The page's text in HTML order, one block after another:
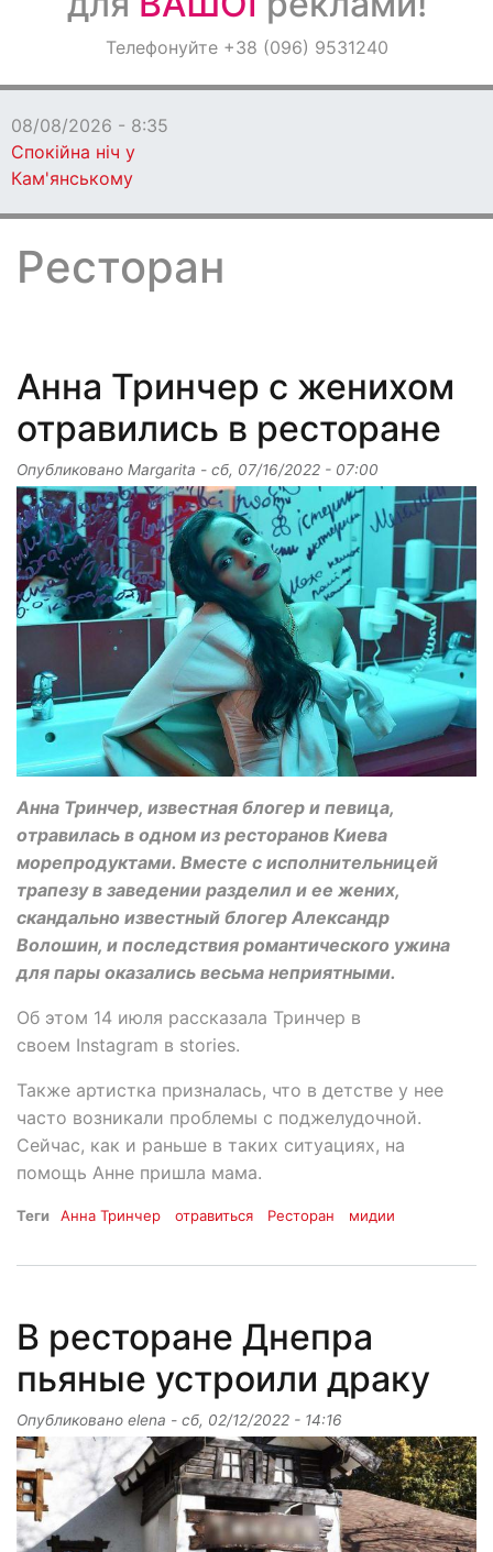
ОголошенняТелефонуйте +38 (096) 9531240
08/08/2026 - 7:00
вразила зізнанням про стан здоров'я
Ресторан
Анна Тринчер с женихом
отравились в ресторане
Опубликовано Margarita - сб, 07/16/2022 - 07:00
Анна Тринчер, известная блогер и певица,
отравилась в одном из ресторанов Киева
морепродуктами. Вместе с исполнительницей
трапезу в заведении разделил и ее жених,
скандально известный блогер Александр
Волошин, и последствия романтического ужина
для пары оказались весьма неприятными.
Об этом 14 июля рассказала Тринчер в
своем Instagram в stories.
Также артистка призналась, что в детстве у нее
часто возникали проблемы с поджелудочной.
Сейчас, как и раньше в таких ситуациях, на
помощь Анне пришла мама.
Теги Анна Тринчер отравиться Ресторан мидии
В ресторане Днепра
пьяные устроили драку
Опубликовано elena - сб, 02/12/2022 - 14:16